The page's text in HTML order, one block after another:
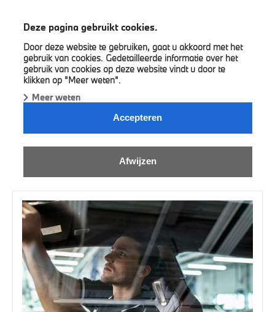
Deze pagina gebruikt cookies.
Door deze website te gebruiken, gaat u akkoord met het
gebruik van cookies. Gedetailleerde informatie over het
gebruik van cookies op deze website vindt u door te
klikken op "Meer weten".
Meer weten
Accepteren
Afwijzen
ONLINE SERVICE AFSPRAAK.
Kies uw concessie en maak een online service afspraak.